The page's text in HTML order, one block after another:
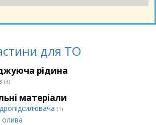
для ТО
рідина
(4)
матеріали
(1)